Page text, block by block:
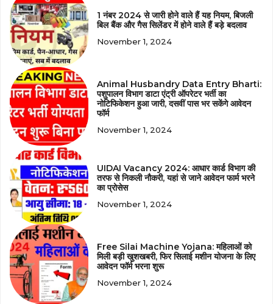
1 नंबर 2024 से जारी होने वाले हैं यह नियम, बिजली
बिल बैंक और गैस सिलेंडर में होने वाले हैं बड़े बदलाव
November 1, 2024
Animal Husbandry Data Entry Bharti:
पशुपालन विभाग डाटा एंट्री ऑपरेटर भर्ती का
नोटिफिकेशन हुआ जारी, दसवीं पास भर सकेंगे आवेदन
फॉर्म
November 1, 2024
UIDAI Vacancy 2024: आधार कार्ड विभाग की
तरफ से निकली नौकरी, यहां से जाने आवेदन फार्म भरने
का प्रोसेस
November 1, 2024
Free Silai Machine Yojana: महिलाओं को
मिली बड़ी खुशखबरी, फिर सिलाई मशीन योजना के लिए
आवेदन फॉर्म भरना शुरू
November 1, 2024